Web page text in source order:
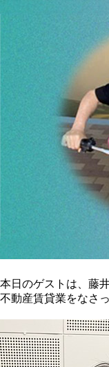
本日のゲストは、藤
不動産賃貸業をなさ